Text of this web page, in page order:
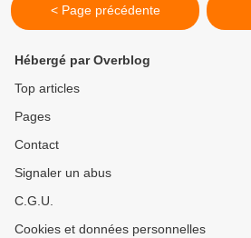
< Page précédente
Hébergé par Overblog
Top articles
Pages
Contact
Signaler un abus
C.G.U.
Cookies et données personnelles